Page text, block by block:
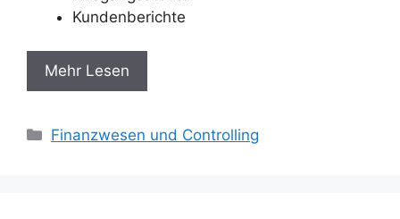
Kundenberichte
Mehr Lesen
Categories
Finanzwesen und Controlling